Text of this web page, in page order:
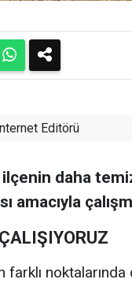
Editörü
ilçenin daha
amacıyla
farklı